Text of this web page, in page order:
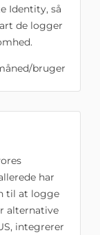
Identity, så
de logger
bruger
har
til at logge
alternative
integrerer